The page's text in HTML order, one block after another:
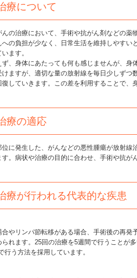
療について
の治療において、手術や抗がん剤などの薬
の負担が少なく、日常生活を維持しやす
ます。
、身体にあたっても何も感じませんが、身
ますが、適切な量の放射線を毎日少しず
していきます。この差を利用することで
療の適応
に発生した、がんなどの悪性腫瘍が放射線
す。病状や治療の目的に合わせ、手術や抗
療が行われる代表的な疾患
やリンパ節転移がある場合、手術後の再発
れます。25回の治療を5週間で行うことが
行う方法を採用しています。